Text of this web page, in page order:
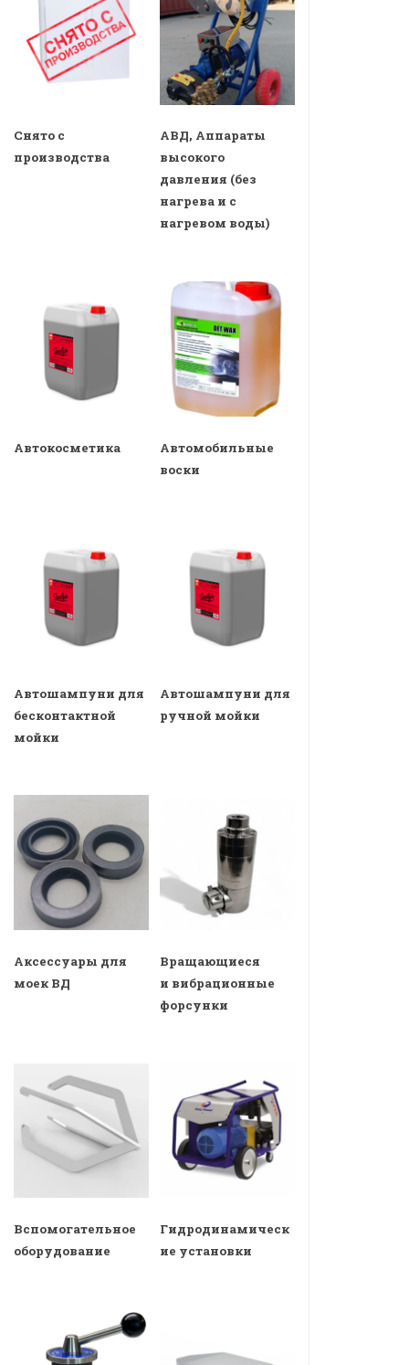
Снято с
производства
АВД, Аппараты
высокого
давления (без
нагрева и с
нагревом воды)
Автокосметика
Автомобильные
воски
Автошампуни для
бесконтактной
мойки
Автошампуни для
ручной мойки
Аксессуары для
моек ВД
Вращающиеся
и вибрационные
форсунки
Вспомогательное
оборудование
Гидродинамическ
ие установки